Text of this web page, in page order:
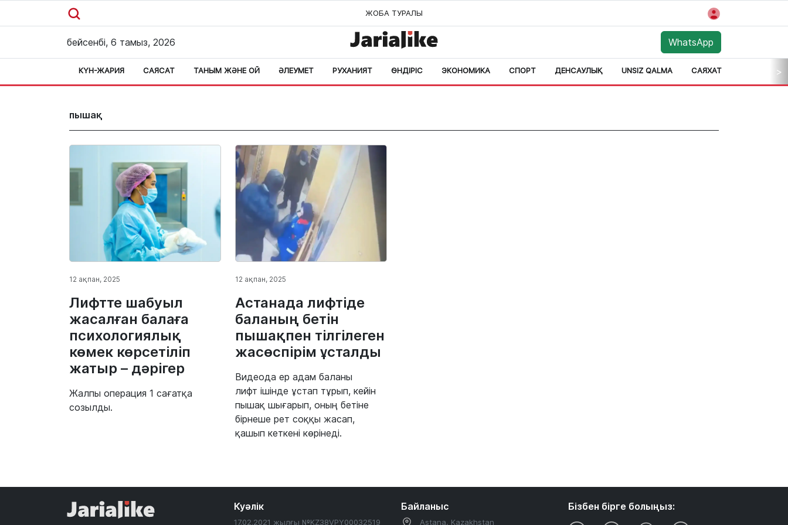
ЖОБА ТУРАЛЫ
бейсенбі, 6 тамыз, 2026 WhatsApp
КҮН-ЖАРИЯ САЯСАТ ТАНЫМ ЖӘНЕ ОЙ ӘЛЕУМЕТ РУХАНИЯТ ӨНДІРІС ЭКОНОМИКА СПОРТ ДЕНСАУЛЫҚ UNSIZ QALMA САЯХАТ >
пышақ
12 ақпан, 2025
Лифтте шабуыл
жасалған балаға
психологиялық
көмек көрсетіліп
жатыр – дәрігер
Жалпы операция 1 сағатқа
созылды.
12 ақпан, 2025
Астанада лифтіде
баланың бетін
пышақпен тілгілеген
жасөспірім ұсталды
Видеода ер адам баланы
лифт ішінде ұстап тұрып, кейін
пышақ шығарып, оның бетіне
бірнеше рет соққы жасап,
қашып кеткені көрінеді.
Куәлік
17.02.2021 жылғы №KZ38VPY00032519
Байланыс
Astana, Kazakhstan
Бізбен бірге болыңыз: